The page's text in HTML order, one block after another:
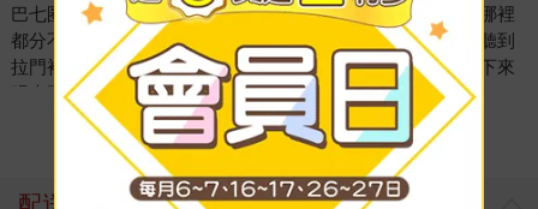
巴七圈半以後，累到不得不放棄了，頭好暈。本喵連自己在哪裡
都分不清了，但本喵憑著一股不怕死的衝勁四處亂晃，正巧聽到
拉門裡傳來鼻子嫂的聲音。本喵知道這裡是關鍵要地，便停下來
張大耳朵，屏息偷聽。
「一介窮酸教師，囂張個什麼勁啊。」鼻子嫂又發出尖銳高亢的
「嗯，太囂張了，應該要教訓一下以示懲戒，那間學校裡有我的
同鄉。」
看更多